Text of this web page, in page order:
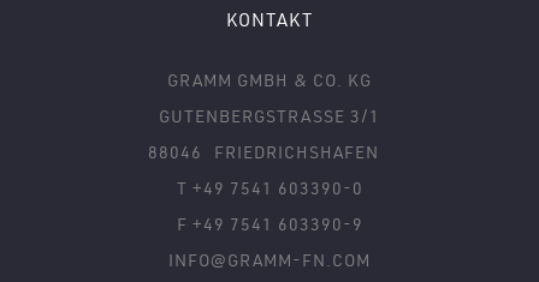
KONTAKT
GRAMM GMBH & CO. KG
GUTENBERGSTRASSE 3/1
88046
FRIEDRICHSHAFEN
T +49 7541 603390-0
F +49 7541 603390-9
INFO@GRAMM-FN.COM